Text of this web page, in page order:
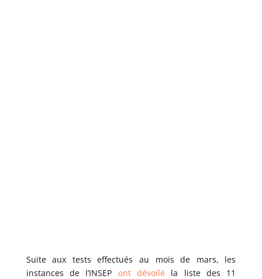
Suite aux tests effectués au mois de mars, les
instances de l’INSEP ont dévoilé la liste des 11